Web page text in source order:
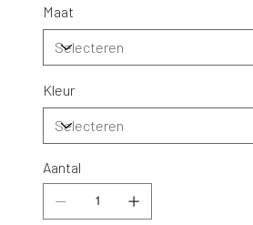
Maat
Kleur
Aantal